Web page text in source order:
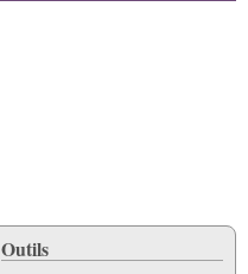
Outils